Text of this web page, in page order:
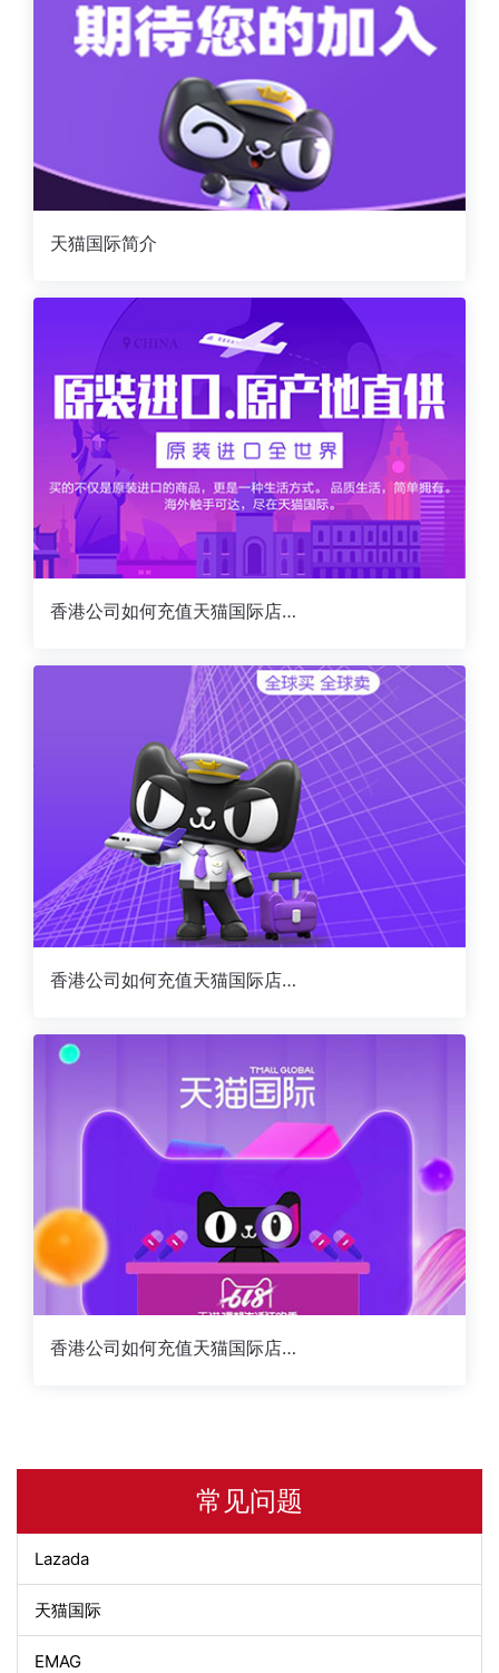
天猫国际简介
香港公司如何充值天猫国际店铺保证金--第一要点
香港公司如何充值天猫国际店铺保证金--第二要点
香港公司如何充值天猫国际店铺保证金--第三要点
常见问题
Lazada
天猫国际
EMAG